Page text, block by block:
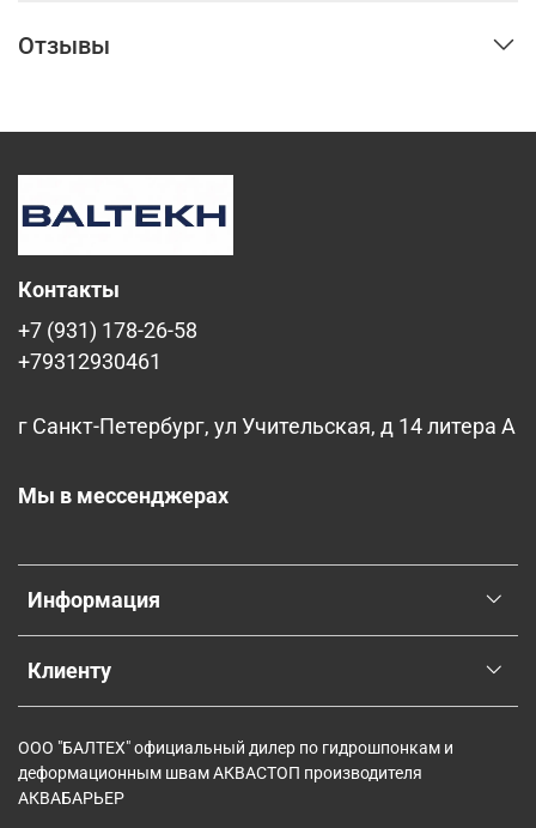
Отзывы
Информация
Клиенту
Контакты
+7 (931) 178-26-58
+79312930461
г Санкт-Петербург, ул Учительская, д 14 литера А
Мы в мессенджерах
ООО "БАЛТЕХ" официальный дилер по гидрошпонкам и
деформационным швам АКВАСТОП производителя
АКВАБАРЬЕР